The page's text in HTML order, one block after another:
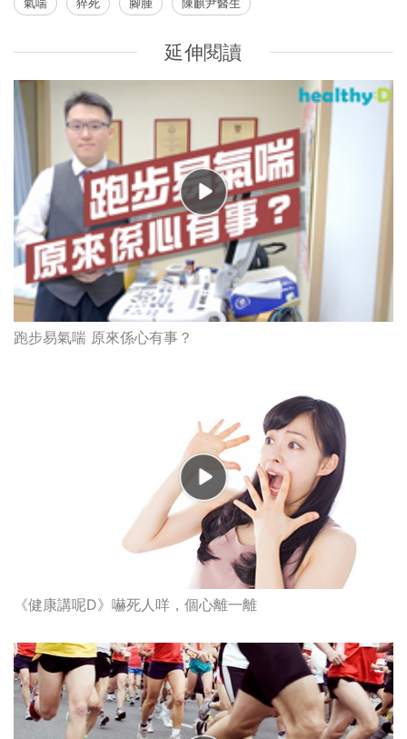
延伸閱讀
跑步易氣喘 原來係心有事？
《健康講呢D》嚇死人咩，個心離一離